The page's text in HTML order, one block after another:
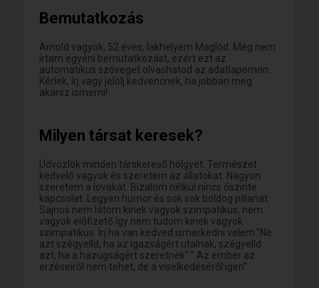
Bemutatkozás
Arnold vagyok, 52 éves, lakhelyem Maglód. Még nem
írtam egyéni bemutatkozást, ezért ezt az
automatikus szöveget olvashatod az adatlapomon.
Kérlek, írj vagy jelölj kedvencnek, ha jobban meg
akarsz ismerni!
Milyen társat keresek?
Üdvözlök minden társkereső hölgyet. Természet
kedvelő vagyok és szeretem az állatokat. Nagyon
szeretem a lovakat. Bizalom nélkül nincs őszinte
kapcsolat. Legyen humor és sok sok boldog pillanat.
Sajnos nem látom kinek vagyok szimpatikus, nem
vagyok előfizető így nem tudom kinek vagyok
szimpatikus. Írj ha van kedved ismerkedni velem."Ne
azt szégyelld, ha az igazságért utalnak, szégyelld
azt, ha a hazugságért szeretnek" " Az ember az
erzéseiről nem tehet, de a viselkedéséről igen".